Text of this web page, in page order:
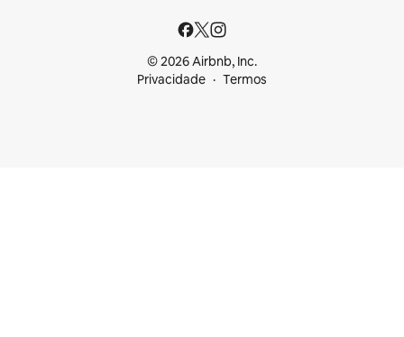
© 2026 Airbnb, Inc.
Privacidade
Termos